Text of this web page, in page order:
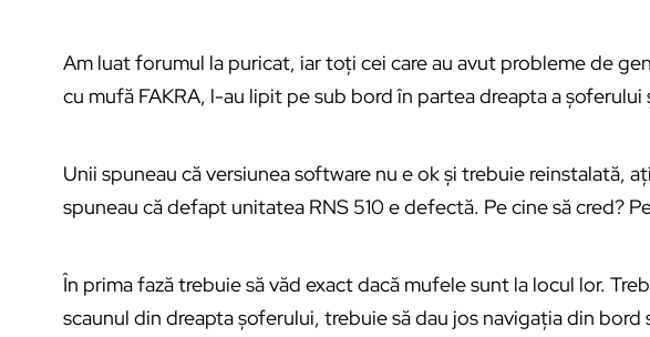
Am luat forumul la puricat, iar toți cei care au avut probleme de
cu mufă FAKRA, l-au lipit pe sub bord în partea dreapta a șoferului
Unii spuneau că versiunea software nu e ok și trebuie reinstalată,
spuneau că defapt unitatea RNS 510 e defectă. Pe cine să cred?
În prima fază trebuie să văd exact dacă mufele sunt la locul lor.
scaunul din dreapta șoferului, trebuie să dau jos navigația din bord